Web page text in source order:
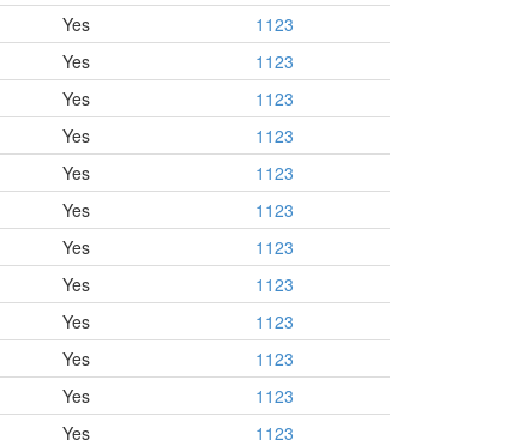
Yes
1123
Yes
1123
Yes
1123
Yes
1123
Yes
1123
Yes
1123
Yes
1123
Yes
1123
Yes
1123
Yes
1123
Yes
1123
Yes
1123